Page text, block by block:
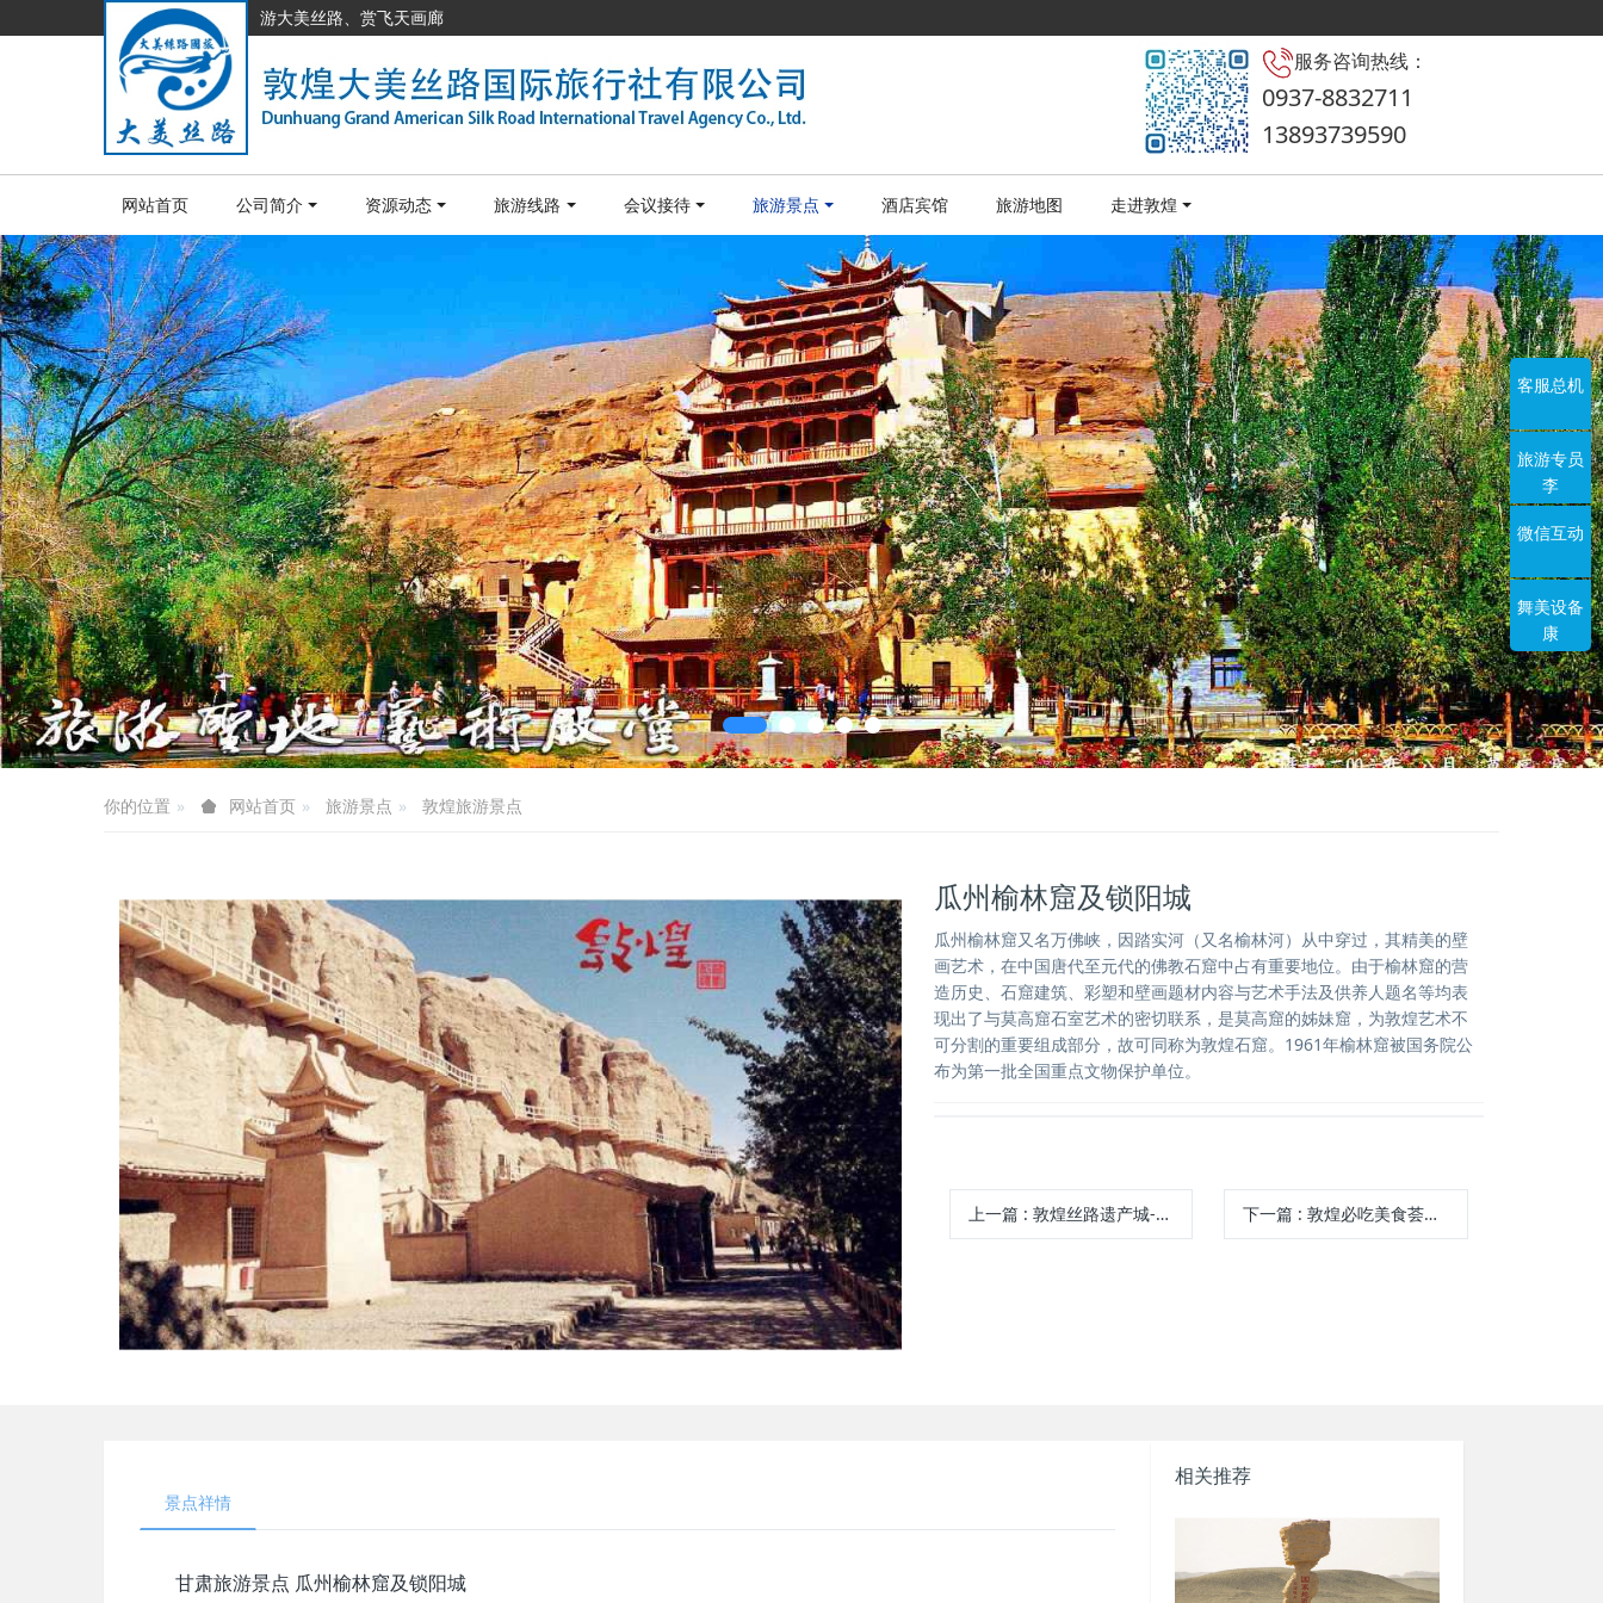
游大美丝路、赏飞天画廊
服务咨询热线：
0937-8832711
13893739590
网站首页 公司简介 资源动态 旅游线路 会议接待 旅游景点 酒店宾馆 旅游地图 走进敦煌
你的位置 网站首页 旅游景点 敦煌旅游景点
瓜州榆林窟及锁阳城
瓜州榆林窟又名万佛峡，因踏实河（又名榆林河）从中穿过，其精美的壁
画艺术，在中国唐代至元代的佛教石窟中占有重要地位。由于榆林窟的营
造历史、石窟建筑、彩塑和壁画题材内容与艺术手法及供养人题名等均表
现出了与莫高窟石室艺术的密切联系，是莫高窟的姊妹窟，为敦煌艺术不
可分割的重要组成部分，故可同称为敦煌石窟。1961年榆林窟被国务院公
布为第一批全国重点文物保护单位。
上一篇: 敦煌丝路遗产城--敦煌长城影视文化基地 下一篇 :敦煌必吃美食荟萃地--敦煌沙洲夜市
景点祥情
甘肃旅游景点 瓜州榆林窟及锁阳城
相关推荐
客服总机
旅游专员
李
微信互动
舞美设备
康